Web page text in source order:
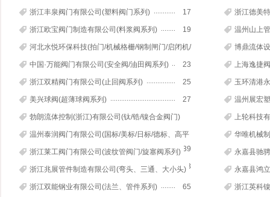
浙江丰泉阀门有限公司(塑料阀门系列) 17
浙江德美
球阀等)
浙江欧宝阀门制造有限公司(料浆阀系列) 19 温州山上
河北水悦环保科技(拍门/机械格栅/钢制闸门/启闭机/
输送机)
21
博鼎流体
铸造)
中国·万能阀门有限公司(安全阀/油田阀系列) 23 上海逸捷
浙江双精阀门有限公司(止回阀系列) 25 玉环清港
美兴球阀(超薄球阀系列) 27
温州展宏
料保护套)
勃朗流体控制(浙江)有限公司(钛/锆/镍合金阀门)
34
上轮科技
温州泰润阀门有限公司(国标/美标/日标/德标、高平
台球阀系列)
39
华唯机械
浙江莱工阀门有限公司(波纹管阀门/旋塞阀系列)
43
永嘉县驰
浙江兆展管件制造有限公司(弯头、三通、大小头)
54
永嘉县鸿
宇阀门)
浙江双能钢业有限公司(法兰、管件系列) 65 浙江英科